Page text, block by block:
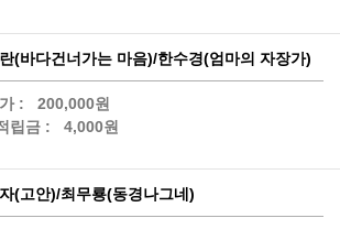
(바다건너가는 마음)/한수경(엄마의 자장가)
:
200,000원
립금 :
4,000원
(고안)/최무룡(동경나그네)